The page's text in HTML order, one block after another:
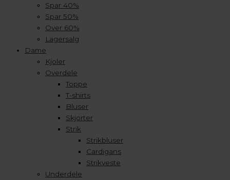
Spar 40%
Spar 50%
Over 60%
Lagersalg
Dame
Kjoler
Overdele
Toppe
T-shirts
Bluser
Skjorter
Strik
Strikbluser
Cardigans
Strikveste
Underdele